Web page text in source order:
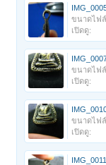
ขนาดไฟ
เปิดดู:
ขนาดไฟ
เปิดดู:
ขนาดไฟ
เปิดดู: